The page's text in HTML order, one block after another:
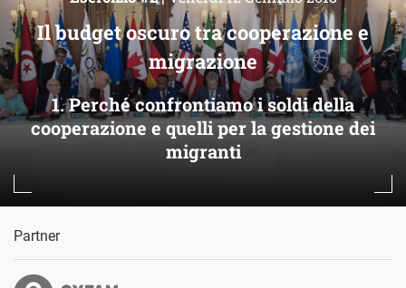
Il budget oscuro tra cooperazione e
migrazione
1. Perché confrontiamo i soldi della
cooperazione e quelli per la gestione dei
migranti
Partner